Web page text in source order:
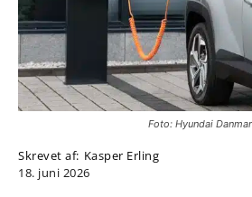
Foto: Hyundai
Skrevet af: Kasper Erling
18. juni 2026